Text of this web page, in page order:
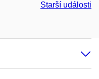
Starší události